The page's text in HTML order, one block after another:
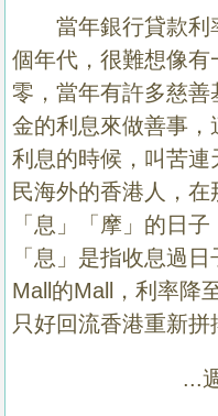
當年銀行貸款利
個年代，很難想像
零，當年有許多慈
金的利息來做善事
利息的時候，叫苦
民海外的香港人，
「息」「摩」的日
「息」是指收息過
Mall 的Mall
，利率降
只好回流香港重新拼
...